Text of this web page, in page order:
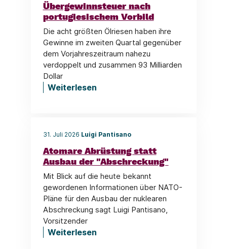
Übergewinnsteuer nach
portugiesischem Vorbild
Die acht größten Ölriesen haben ihre
Gewinne im zweiten Quartal gegenüber
dem Vorjahreszeitraum nahezu
verdoppelt und zusammen 93 Milliarden
Dollar
Weiterlesen
31. Juli 2026 Luigi Pantisano
Atomare Abrüstung statt
Ausbau der "Abschreckung"
Mit Blick auf die heute bekannt
gewordenen Informationen über NATO-
Pläne für den Ausbau der nuklearen
Abschreckung sagt Luigi Pantisano,
Vorsitzender
Weiterlesen